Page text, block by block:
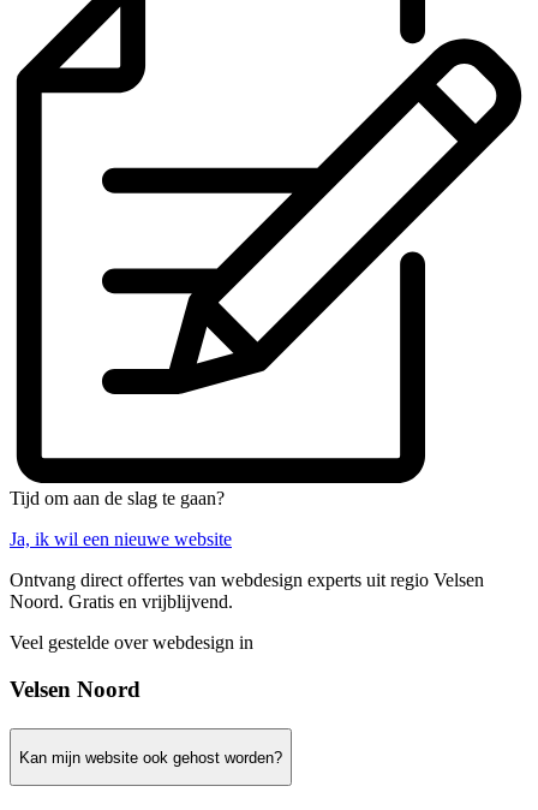
Tijd om aan de slag te gaan?
Ja, ik wil een nieuwe website
Ontvang direct offertes van webdesign experts uit regio Velsen
Noord. Gratis en vrijblijvend.
Veel gestelde over webdesign in
Velsen Noord
Kan mijn website ook gehost worden?